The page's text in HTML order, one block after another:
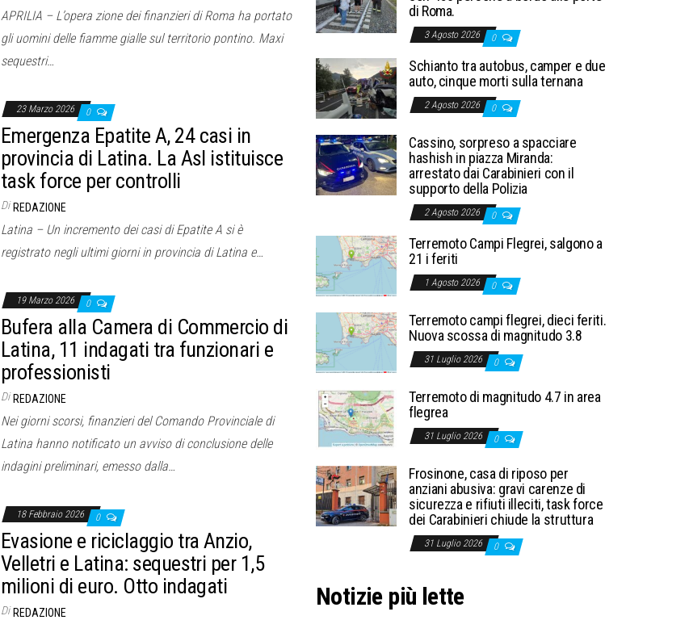
APRILIA – L’opera zione dei finanzieri di Roma ha portato
gli uomini delle fiamme gialle sul territorio pontino. Maxi
sequestri…
23 Marzo 2026 0
Emergenza Epatite A, 24 casi in
provincia di Latina. La Asl istituisce
task force per controlli
Di REDAZIONE
Latina – Un incremento dei casi di Epatite A si è
registrato negli ultimi giorni in provincia di Latina e…
19 Marzo 2026 0
Bufera alla Camera di Commercio di
Latina, 11 indagati tra funzionari e
professionisti
Di REDAZIONE
Nei giorni scorsi, finanzieri del Comando Provinciale di
Latina hanno notificato un avviso di conclusione delle
indagini preliminari, emesso dalla…
18 Febbraio 2026 0
Evasione e riciclaggio tra Anzio,
Velletri e Latina: sequestri per 1,5
milioni di euro. Otto indagati
Di REDAZIONE
di Roma.
3 Agosto 2026 0
Schianto tra autobus, camper e due
auto, cinque morti sulla ternana
2 Agosto 2026 0
Cassino, sorpreso a spacciare
hashish in piazza Miranda:
arrestato dai Carabinieri con il
supporto della Polizia
2 Agosto 2026 0
Terremoto Campi Flegrei, salgono a
21 i feriti
1 Agosto 2026 0
Terremoto campi flegrei, dieci feriti.
Nuova scossa di magnitudo 3.8
31 Luglio 2026 0
Terremoto di magnitudo 4.7 in area
flegrea
31 Luglio 2026 0
Frosinone, casa di riposo per
anziani abusiva: gravi carenze di
sicurezza e rifiuti illeciti, task force
dei Carabinieri chiude la struttura
31 Luglio 2026 0
Notizie più lette